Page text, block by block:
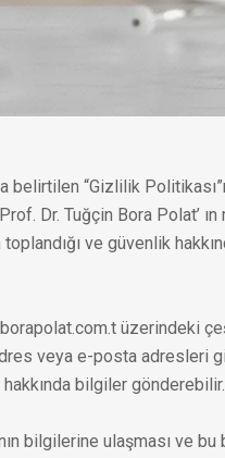
“Gizlilik
Dr. Tuğçin Bora
ve güvenlik
üzerindeki
veya e-posta adresleri
hakkında bilgiler gönderebilir.
bilgilerine ulaşması